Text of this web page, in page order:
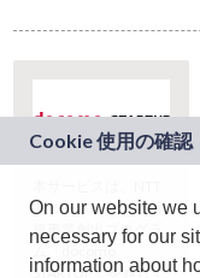
ドコモグループの新
規事業創出プログラ
ム「docomo
STARTUP」を通じて
On our website we
necessary for our
information about